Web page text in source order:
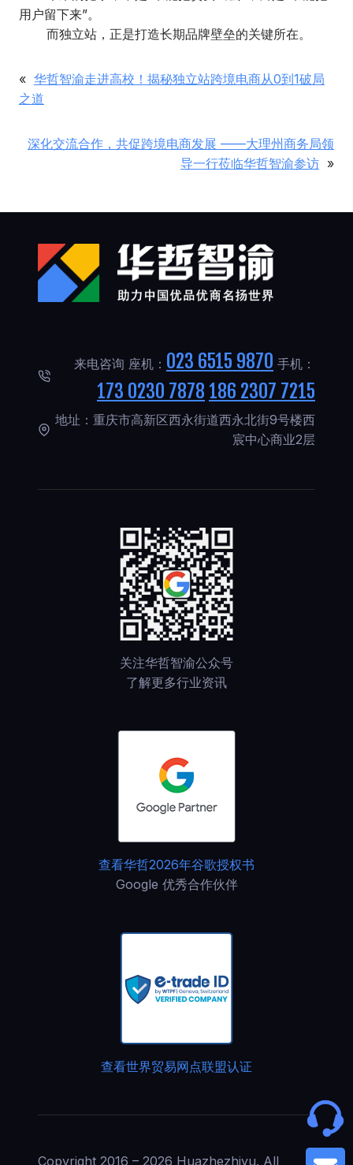
用户留下来”。
而独立站，正是打造长期品牌壁垒的关键所在。
« 华哲智渝走进高校！揭秘独立站跨境电商从0到1破局
之道
深化交流合作，共促跨境电商发展 ——大理州商务局领
导一行莅临华哲智渝参访 »
来电咨询 座机： 023 6515 9870 手机：
173 0230 7878 186 2307 7215
地址：重庆市高新区西永街道西永北街9号楼西
宸中心商业2层
关注华哲智渝公众号
了解更多行业资讯
查看华哲2026年谷歌授权书
Google 优秀合作伙伴
查看世界贸易网点联盟认证
Copyright 2016 – 2026 Huazhezhiyu. All